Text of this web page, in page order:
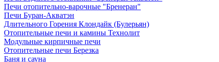
Печи отопительно-варочные "Бренеран"
Печи Буран-Акватэн
Длительного Горения Клондайк (Булерьян)
Отопительные печи и камины Технолит
Модульные кирпичные печи
Отопительные печи Березка
Баня и сауна